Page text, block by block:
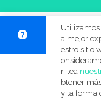
Servicios de
Gestión del correo
Utilizamos
a mejor
estro sitio
r, lea
btener
y la forma